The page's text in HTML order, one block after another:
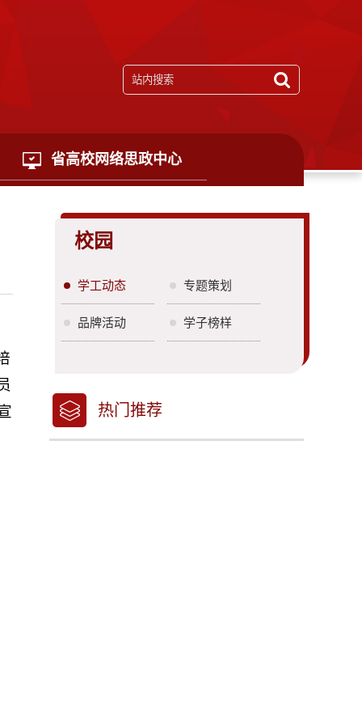
省高校网络思政中心
校园
学工动态 专题策划
品牌活动 学子榜样
热门推荐